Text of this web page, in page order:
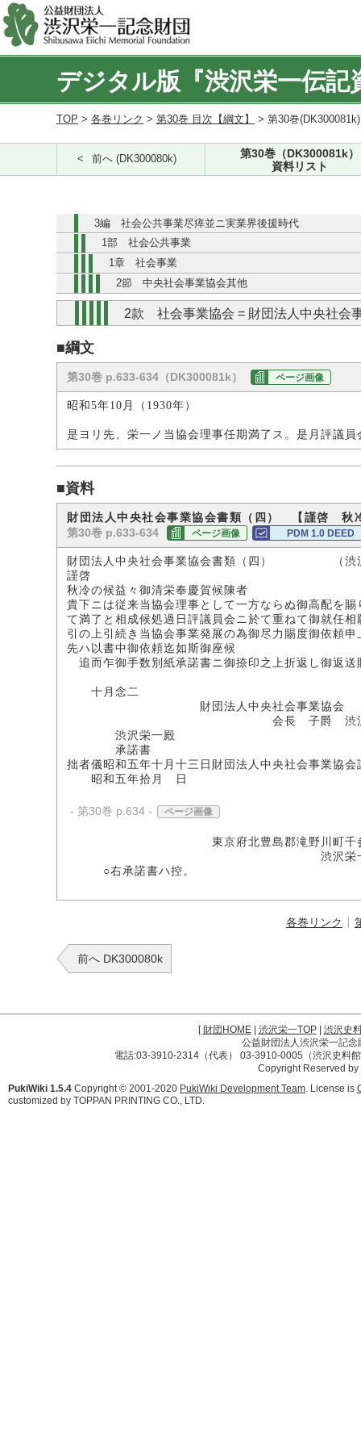
デジタル版『渋沢栄一伝記
TOP > 各巻リンク > 第30巻 目次【綱文】 > 第30巻
前へ (DK300080k)
第30巻（DK300081k）
資料リスト
3編 社会公共事業尽瘁並ニ実業界後援時代
1部 社会公共事業
1章 社会事業
2節 中央社会事業協会其他
2款 社会事業協会 = 財団法人中央社会
■綱文
第30巻 p.633-634（DK300081k） ページ画像
昭和5年10月（1930年）
是ヨリ先、栄一ノ当協会理事任期満了ス。是月評議
■資料
財団法人中央社会事業協会書類（四） 【謹啓 秋
第30巻 p.633-634 ページ画像 PDM 1.0 DEED
財団法人中央社会事業協会書類（四） （渋沢
謹啓
秋冷の候益々御清栄奉慶賀候陳者
貴下ニは従来当協会理事として一方ならぬ御高配を
て満了と相成候処過日評議員会ニ於て重ねて御就任
引の上引続き当協会事業発展の為御尽力賜度御依頼申
先ハ以書中御依頼迄如斯御座候
追而乍御手数別紙承諾書ニ御捺印之上折返し御返送
十月念二
財団法人中央社会事業協会
会長 子爵 渋沢栄
渋沢栄一殿
承諾書
拙者儀昭和五年十月十三日財団法人中央社会事業協
昭和五年拾月 日
- 第30巻 p.634 - ページ画像
東京府北豊島郡滝野川町千参拾
渋沢栄
○右承諾書ハ控。
各巻リンク
前へ DK300080k
[財団HOME| 渋沢栄一TOP| 渋沢史
公益財団法人渋沢栄一記
電話:03-3910-2314（代表） 03-3910-0005（渋沢史料
Copyright Reserved
PukiWiki 1.5.4 Copyright © 2001-2020 PukiWiki Development Team. License is
customized by TOPPAN PRINTING CO., LTD.